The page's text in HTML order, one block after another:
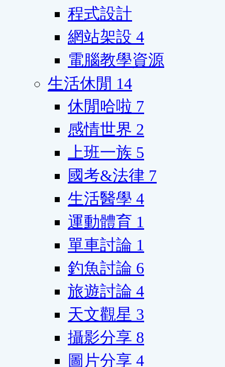
程式設計
網站架設 4
電腦教學資源
生活休閒 14
休閒哈啦 7
感情世界 2
上班一族 5
國考&法律 7
生活醫學 4
運動體育 1
單車討論 1
釣魚討論 6
旅遊討論 4
天文觀星 3
攝影分享 8
圖片分享 4